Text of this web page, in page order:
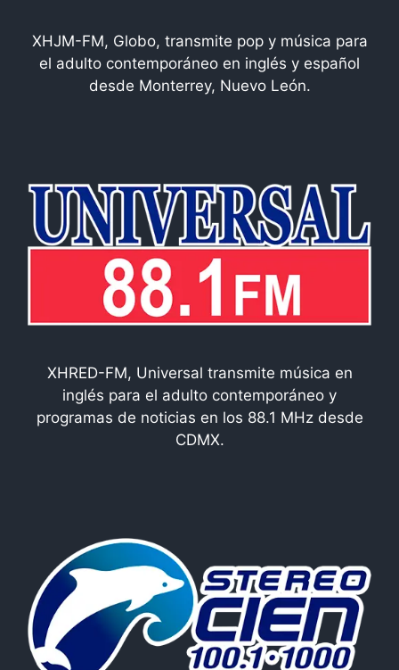
XHJM-FM, Globo, transmite pop y música para
el adulto contemporáneo en inglés y español
desde Monterrey, Nuevo León.
XHRED-FM, Universal transmite música en
inglés para el adulto contemporáneo y
programas de noticias en los 88.1 MHz desde
CDMX.